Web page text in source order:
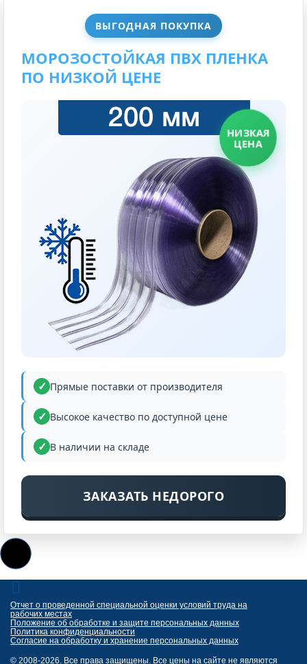
ВЫГОДНАЯ ПОКУПКА
МОРОЗОСТОЙКАЯ ПВХ ПЛЕНКА
ПО НИЗКОЙ ЦЕНЕ
НИЗКАЯ
ЦЕНА
Прямые поставки от производителя
Высокое качество по доступной цене
В наличии на складе
ЗАКАЗАТЬ НЕДОРОГО
Отчет о проведенной специальной оценки условий труда на
рабочих местах
Положение об обработке и защите персональных данных
Политика конфиденциальности
Согласие на обработку и хранение персональных данных
© 2008-2026. Все права защищены. Все цены на сайте не являются